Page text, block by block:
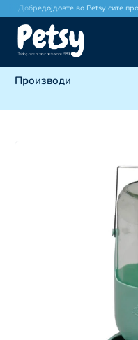
Добредојдовте во Petsy сите
Производи